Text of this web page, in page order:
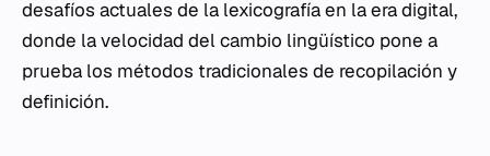
desafíos actuales de la lexicografía en la era digital,
donde la velocidad del cambio lingüístico pone a
prueba los métodos tradicionales de recopilación y
definición.